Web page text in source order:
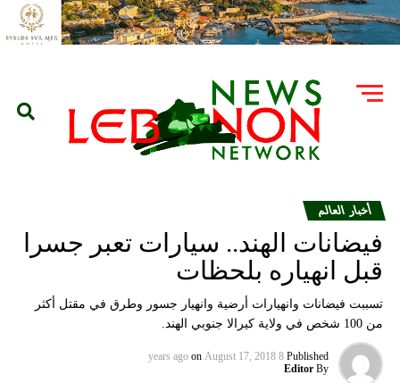
أخبار العالم
فيضانات الهند.. سيارات تعبر جسرا
قبل انهياره بلحظات
تسببت فيضانات وانهيارات أرضية وانهيار جسور وطرق في مقتل أكثر
من 100 شخص في ولاية كيرالا جنوبي الهند.
Published
8 years ago
on August 17, 2018
By
Editor